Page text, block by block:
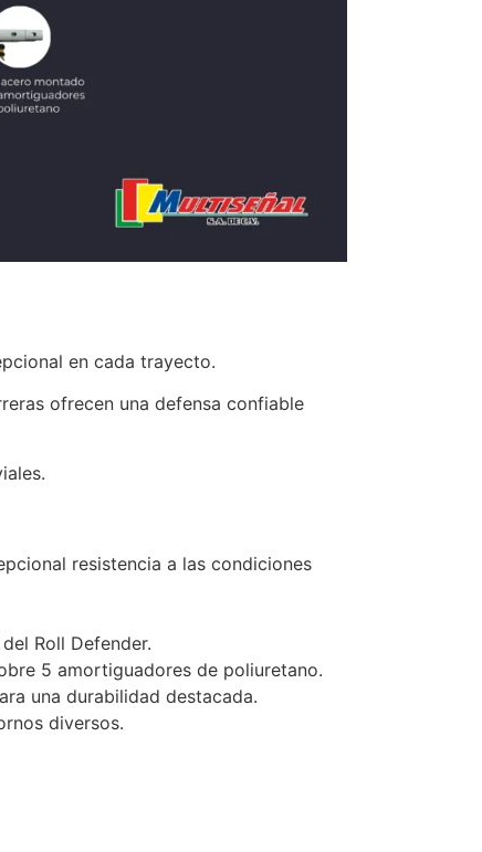
en cada trayecto.
ofrecen una defensa confiable
resistencia a las condiciones
Roll Defender.
5 amortiguadores de poliuretano.
una durabilidad destacada.
diversos.